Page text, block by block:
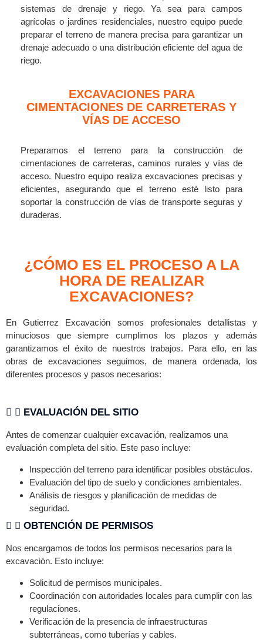
sistemas de drenaje y riego. Ya sea para campos
agrícolas o jardines residenciales, nuestro equipo puede
preparar el terreno de manera precisa para garantizar un
drenaje adecuado o una distribución eficiente del agua de
riego.
EXCAVACIONES PARA
CIMENTACIONES DE CARRETERAS Y
VÍAS DE ACCESO
Preparamos el terreno para la construcción de
cimentaciones de carreteras, caminos rurales y vías de
acceso. Nuestro equipo realiza excavaciones precisas y
eficientes, asegurando que el terreno esté listo para
soportar la construcción de vías de transporte seguras y
duraderas.
¿CÓMO ES EL PROCESO A LA
HORA DE REALIZAR
EXCAVACIONES?
En Gutierrez Excavación somos profesionales detallistas y
minuciosos que siempre cumplimos los plazos y además
garantizamos el éxito de nuestros trabajos. Para ello, en las
obras de excavaciones seguimos, de manera ordenada, los
diferentes procesos y pasos necesarios:
EVALUACIÓN DEL SITIO
Antes de comenzar cualquier excavación, realizamos una
evaluación completa del sitio. Este paso incluye:
Inspección del terreno para identificar posibles obstáculos.
Evaluación del tipo de suelo y condiciones ambientales.
Análisis de riesgos y planificación de medidas de
seguridad.
OBTENCIÓN DE PERMISOS
Nos encargamos de todos los permisos necesarios para la
excavación. Esto incluye:
Solicitud de permisos municipales.
Coordinación con autoridades locales para cumplir con las
regulaciones.
Verificación de la presencia de infraestructuras
subterráneas, como tuberías y cables.